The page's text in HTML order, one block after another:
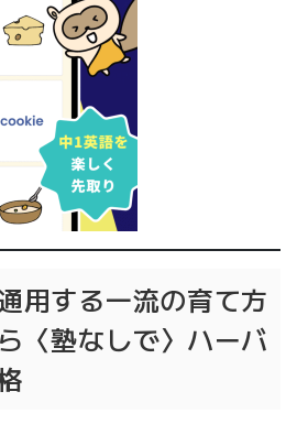
用する一流の育て方
〈塾なしで〉ハーバ